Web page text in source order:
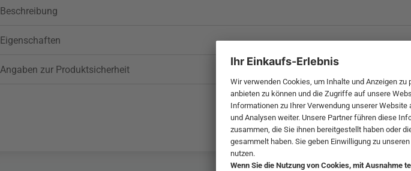
Beschreibung
Eigenschaften
Angaben zur Produktsicherheit